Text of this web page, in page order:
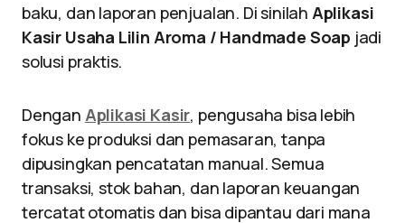
baku, dan laporan penjualan. Di sinilah Aplikasi
Kasir Usaha Lilin Aroma / Handmade Soap jadi
solusi praktis.
Dengan Aplikasi Kasir, pengusaha bisa lebih
fokus ke produksi dan pemasaran, tanpa
dipusingkan pencatatan manual. Semua
transaksi, stok bahan, dan laporan keuangan
tercatat otomatis dan bisa dipantau dari mana